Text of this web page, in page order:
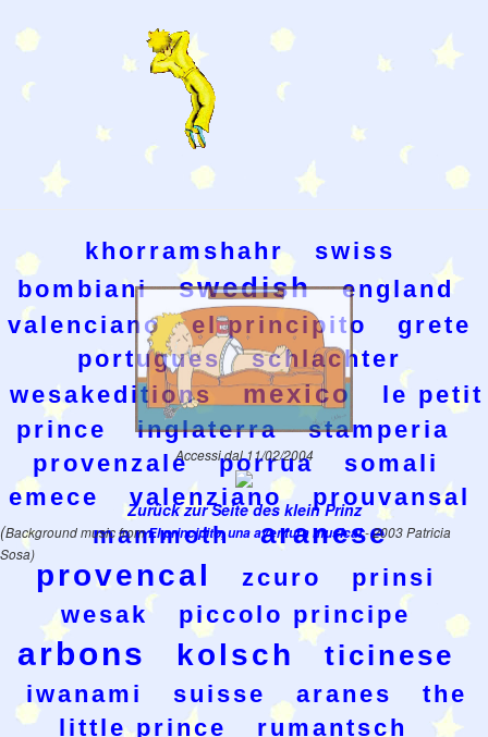
khorramshahr
swiss
bombiani
swedish
england
valenciano
el principito
grete
portugues
schlachter
wesakeditions
mexico
le petit
prince
inglaterra
stamperia
provenzale
porrua
somali
emece
valenziano
prouvansal
mammoth
aranese
provencal zcuro
prinsi
wesak
piccolo principe
arbons kolsch ticinese
iwanami suisse aranes
the
little prince
rumantsch
Accessi dal 11/02/2004
Zurück zur Seite des klein Prinz
(Background music fromEl principito, una aventura musical- 2003 Patricia
Sosa)